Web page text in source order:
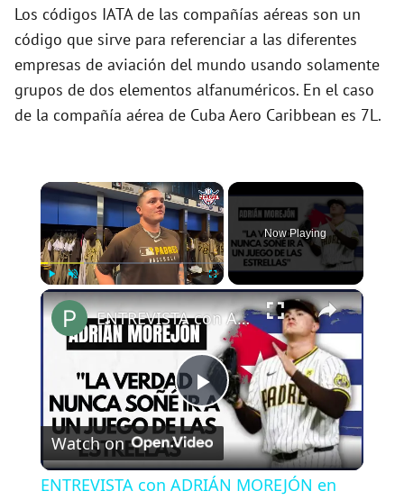
Los códigos IATA de las compañías aéreas son un
código que sirve para referenciar a las diferentes
empresas de aviación del mundo usando solamente
grupos de dos elementos alfanuméricos. En el caso
de la compañía aérea de Cuba Aero Caribbean es 7L.
×
Play Unmute Fullscreen
Now Playing
×
P
l
ENTREVISTA con ADRIÁN MOREJÓN en MIAMI
Watch on
ENTREVISTA con ADRIÁN MOREJÓN en